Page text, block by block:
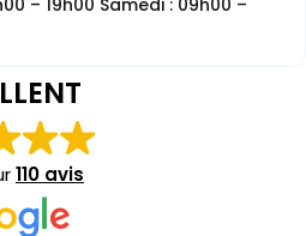
– 19h00 Samedi : 09h00 –
110 avis